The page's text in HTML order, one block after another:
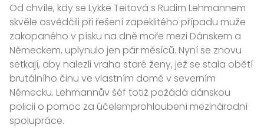
Od chvíle, kdy se Lykke Teitová s Rudim Lehmannem
skvěle osvědčili při řešení zapeklitého případu muže
zakopaného v písku na dně moře mezi Dánskem a
Německem, uplynulo jen pár měsíců. Nyní se znovu
setkají, aby nalezli vraha staré ženy, jež se stala obětí
brutálního činu ve vlastním domě v severním
Německu. Lehmannův šéf totiž požádá dánskou
policii o pomoc za účelemprohloubení mezinárodní
spolupráce.